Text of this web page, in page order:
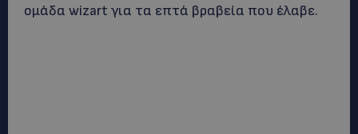
ομάδα wizart για τα επτά βραβεία που έλαβε.